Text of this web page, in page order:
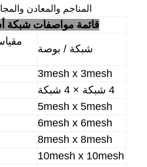
المناجم والمعادن
قائمة مواصفات شبكة
شبكة / بوصة
3mesh x 3mesh
4 شبكة × 4 شبكة
5mesh x 5mesh
6mesh x 6mesh
8mesh x 8mesh
10mesh x 10mesh